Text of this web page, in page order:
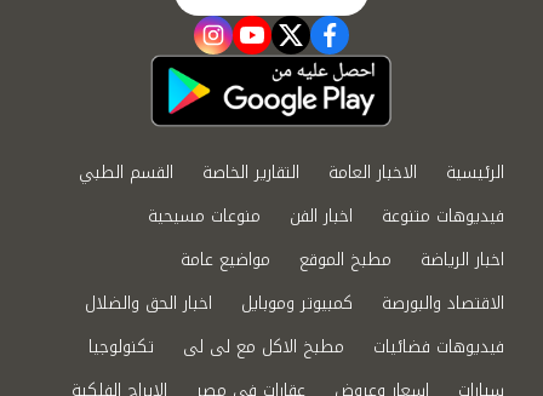
facebook
twitter
youtube
instagram
الرئيسية الاخبار العامة التقارير الخاصة
القسم الطبي
فيديوهات متنوعة
اخبار الفن
منوعات مسيحية
اخبار الرياضة
مطبخ الموقع
مواضيع عامة
الاقتصاد والبورصة
كمبيوتر وموبايل
اخبار الحق والضلال
فيديوهات فضائيات
مطبخ الاكل مع لى لى
تكنولوجيا